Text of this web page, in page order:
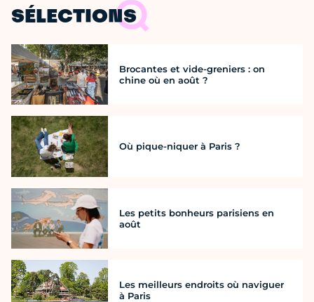
SÉLECTIONS
Brocantes et vide-greniers : on
chine où en août ?
Où pique-niquer à Paris ?
Les petits bonheurs parisiens en
août
Les meilleurs endroits où naviguer
à Paris